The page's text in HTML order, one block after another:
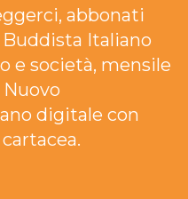
abbonati
Italiano
e società, mensile
digitale con